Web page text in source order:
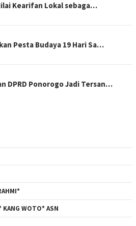
Kearifan Lokal sebaga…
Pesta Budaya 19 Hari Sa…
DPRD Ponorogo Jadi Tersan…
KANG WOTO* ASN